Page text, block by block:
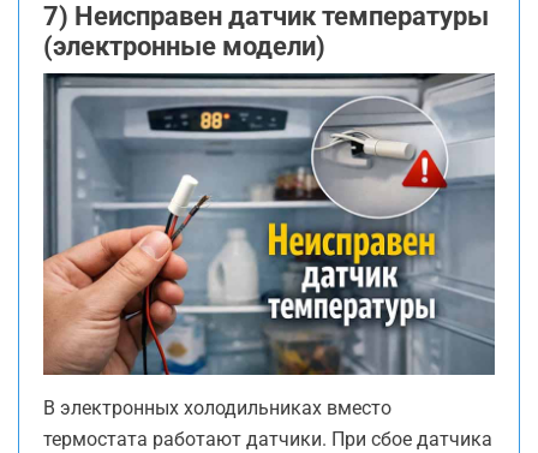
7) Неисправен датчик температуры
(электронные модели)
В электронных холодильниках вместо
термостата работают датчики. При сбое датчика